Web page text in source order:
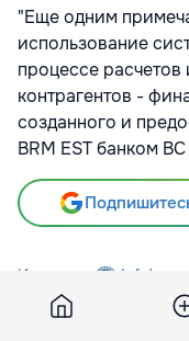
"Еще одним
использование
процессе расчетов
контрагентов -
созданного и
BRM EST банком
Источник Infotag